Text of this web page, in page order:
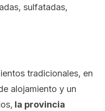
sulfatadas,
tradicionales, en
alojamiento y un
la provincia